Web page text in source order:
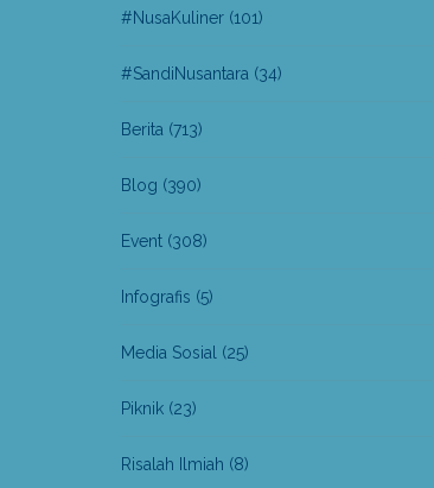
#NusaKuliner (101)
#SandiNusantara (34)
Berita (713)
Blog (390)
Event (308)
Infografis (5)
Media Sosial (25)
Piknik (23)
Risalah Ilmiah (8)